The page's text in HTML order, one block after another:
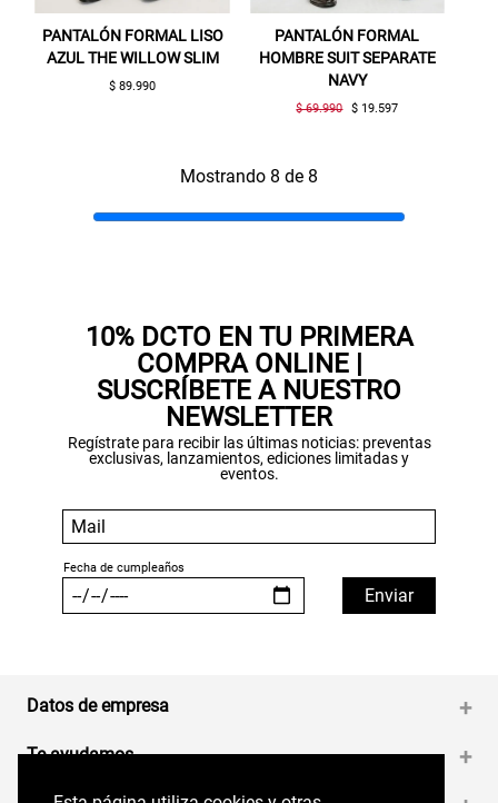
PANTALÓN FORMAL LISO
AZUL THE WILLOW SLIM
$ 89.990
PANTALÓN FORMAL
HOMBRE SUIT SEPARATE
NAVY
$ 69.990 $ 19.597
Mostrando 8 de 8
10% DCTO EN TU PRIMERA
COMPRA ONLINE |
SUSCRÍBETE A NUESTRO
NEWSLETTER
Regístrate para recibir las últimas noticias: preventas
exclusivas, lanzamientos, ediciones limitadas y
eventos.
Datos de empresa +
Te ayudamos +